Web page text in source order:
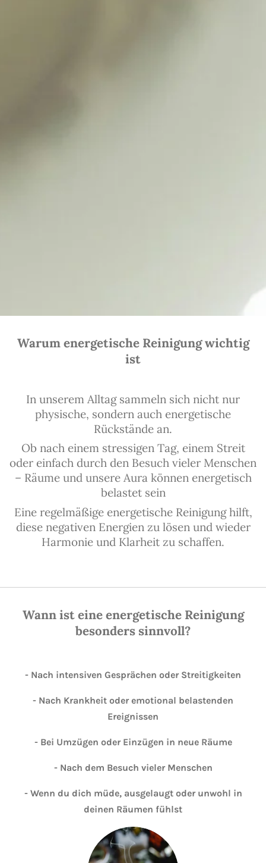
Warum energetische Reinigung wichtig
ist
In unserem Alltag sammeln sich nicht nur
physische, sondern auch energetische
Rückstände an.
Ob nach einem stressigen Tag, einem Streit
oder einfach durch den Besuch vieler Menschen
– Räume und unsere Aura können energetisch
belastet sein
Eine regelmäßige energetische Reinigung hilft,
diese negativen Energien zu lösen und wieder
Harmonie und Klarheit zu schaffen.
Wann ist eine energetische Reinigung
besonders sinnvoll?
- Nach intensiven Gesprächen oder Streitigkeiten
- Nach Krankheit oder emotional belastenden
Ereignissen
- Bei Umzügen oder Einzügen in neue Räume
- Nach dem Besuch vieler Menschen
- Wenn du dich müde, ausgelaugt oder unwohl in
deinen Räumen fühlst